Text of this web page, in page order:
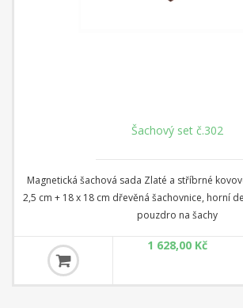
Šachový set č.302
Magnetická šachová sada Zlaté a stříbrné
2,5 cm + 18 x 18 cm dřevěná šachovnice, horní
pouzdro na šachy
1 628,00 Kč